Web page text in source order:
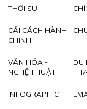
THỜI SỰ
CẢI CÁCH HÀNH
CHÍNH
VĂN HÓA -
NGHỆ THUẬT
DU
INFOGRAPHIC